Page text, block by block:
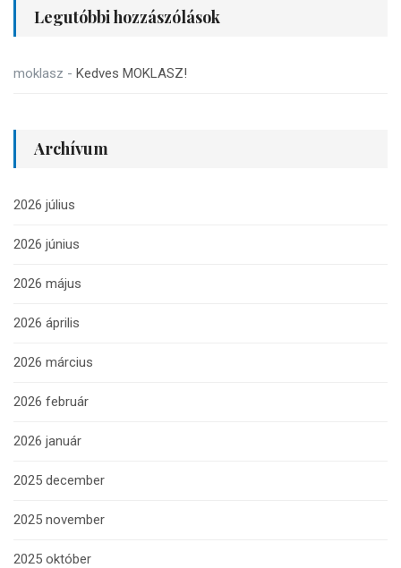
Legutóbbi hozzászólások
moklasz - Kedves MOKLASZ!
Archívum
2026 július
2026 június
2026 május
2026 április
2026 március
2026 február
2026 január
2025 december
2025 november
2025 október